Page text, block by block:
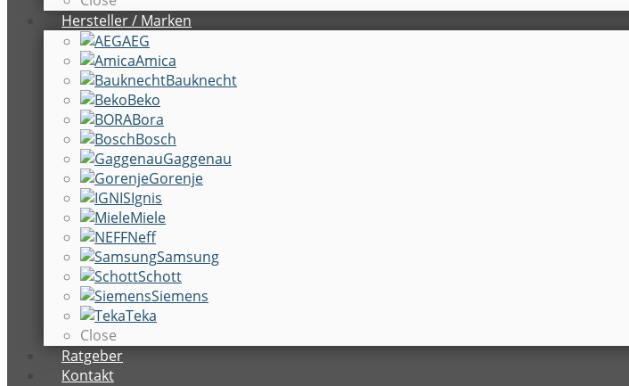
Hersteller / Marken
AEG
Amica
Bauknecht
Beko
Bora
Bosch
Gaggenau
Gorenje
Ignis
Miele
Neff
Samsung
Schott
Siemens
Teka
Close
Ratgeber
Kontakt